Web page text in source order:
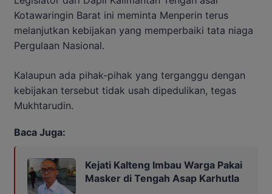
Kotawaringin Barat ini meminta Menperin terus
melanjutkan kebijakan yang memperbaiki tata niaga
Pergulaan Nasional.
Kalaupun ada pihak-pihak yang terganggu dengan
kebijakan tersebut tidak usah dipedulikan, tegas
Mukhtarudin.
Baca Juga:
Kejati Kalteng Imbau Warga Pakai
Masker di Tengah Asap Karhutla